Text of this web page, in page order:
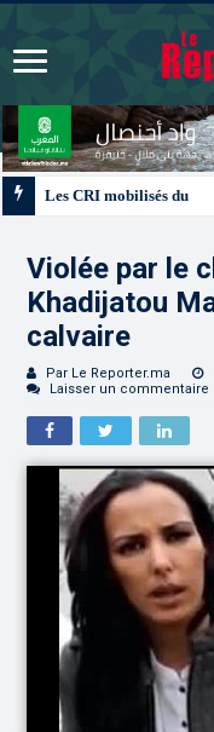
Violée par le
Khadijatou
calvaire
Par Le Reporter.ma
Laisser un commentaire